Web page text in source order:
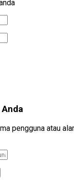
pengguna atau